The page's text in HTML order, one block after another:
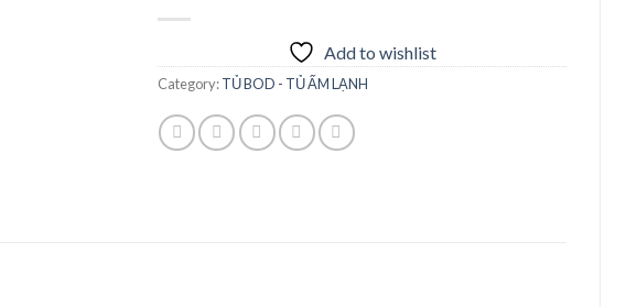
Add to wishlist
Category:TỦ BOD - TỦ ẤM LẠNH